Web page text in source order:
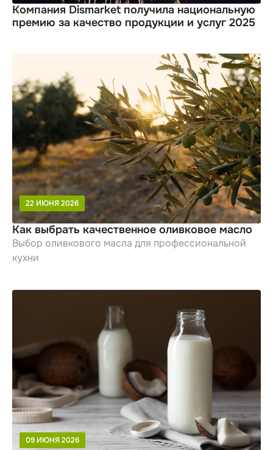
Компания Dismarket получила национальную
премию за качество продукции и услуг 2025
22 ИЮНЯ 2026
Как выбрать качественное оливковое масло
Выбор оливкового масла для профессиональной
кухни
09 ИЮНЯ 2026